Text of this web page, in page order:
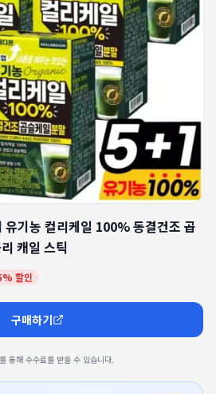
기농 컬리케일 100% 동결건조 곱
캐일 스틱
% 할인
구매하기
통해 수수료를 받을 수 있습니다.